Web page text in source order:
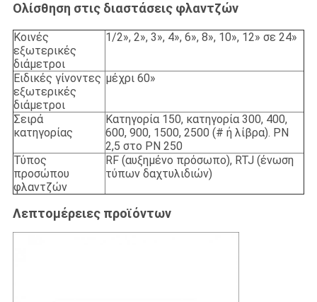
Ολίσθηση στις διαστάσεις φλαντζών
Κοινές
εξωτερικές
διάμετροι
1/2», 2», 3», 4», 6», 8», 10», 12» σε 24»
Ειδικές γίνοντες
εξωτερικές
διάμετροι
μέχρι 60»
Σειρά
κατηγορίας
Κατηγορία 150, κατηγορία 300, 400,
600, 900, 1500, 2500 (# ή λίβρα). PN
2,5 στο PN 250
Τύπος
προσώπου
φλαντζών
RF (αυξημένο πρόσωπο), RTJ (ένωση
τύπων δαχτυλιδιών)
Λεπτομέρειες προϊόντων